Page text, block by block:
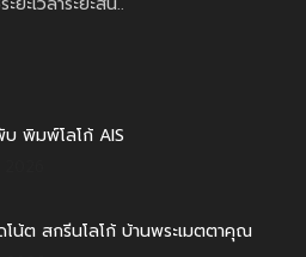
พิมพ์โลโก้ AIS
น้ต สกรีนโลโก้ บ้านพระเมตตาคุณ